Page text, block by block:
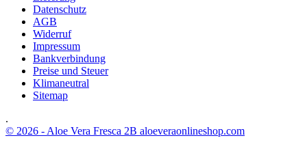
Datenschutz
AGB
Widerruf
Impressum
Bankverbindung
Preise und Steuer
Klimaneutral
Sitemap
.
© 2026 - Aloe Vera Fresca 2B aloeveraonlineshop.com